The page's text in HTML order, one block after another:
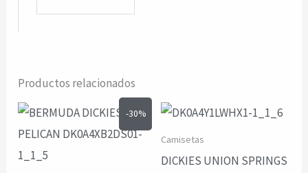
Productos relacionados
-30%
Camisetas
DICKIES UNION SPRINGS